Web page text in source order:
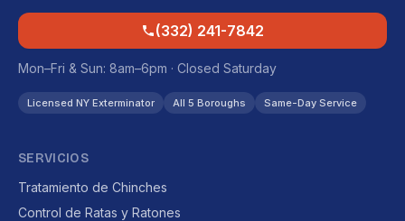
(332) 241-7842
Mon–Fri & Sun: 8am–6pm · Closed Saturday
Licensed NY Exterminator All 5 Boroughs Same-Day Service
SERVICIOS
Tratamiento de Chinches
Control de Ratas y Ratones